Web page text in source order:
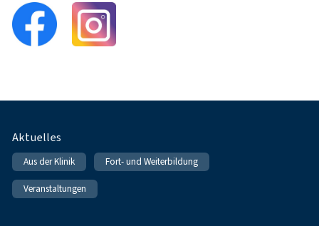
Fußnavigation
Aktuelles
Aus der Klinik Fort- und Weiterbildung
Veranstaltungen